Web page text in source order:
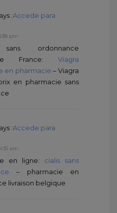
:Accede para
pm
ordonnance
France: Viagra
en pharmacie – Viagra
en pharmacie sans
:Accede para
am
en ligne: cialis sans
– pharmacie en
livraison belgique